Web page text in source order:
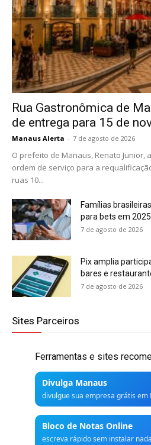
Rua Gastronômica de
de entrega para 15 de
Manaus Alerta - 7 de agosto de 2026
O prefeito de Manaus, Renato Junior,
ordem de serviço para a
ruas 10...
Famílias
para bets em 2025
7 de agosto de 2026
Pix amplia
bares e
7 de agosto de 2026
Sites Parceiros
Ferramentas e sites
Divulga Manaus
divulgue sua empresa grátis em
Bloco de Notas Online
escreva rápido sem instalar nada